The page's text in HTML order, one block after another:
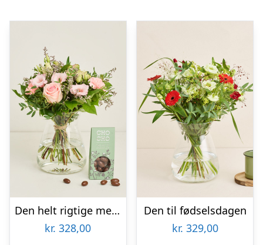
Den helt rigtige med flødechokolade mandler
kr. 328,00
Den til fødselsdagen
kr. 329,00